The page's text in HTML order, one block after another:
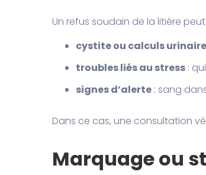
Un refus soudain de la litière
cystite ou calculs
troubles liés au stress:
signes d’alerte: sang
Dans ce cas, une consultation
Marquage ou